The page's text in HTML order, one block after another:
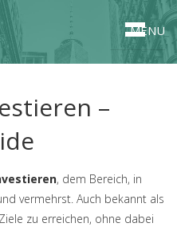
MENU
–
, dem Bereich, in
vermehrst. Auch bekannt als
zu erreichen, ohne dabei